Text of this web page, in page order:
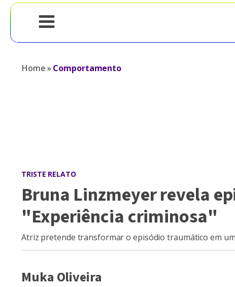
Home»Comportamento
TRISTE RELATO
Bruna Linzmeyer revela
"Experiência criminosa"
Atriz pretende transformar o episódio traumático em
Muka Oliveira